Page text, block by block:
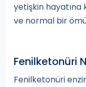
yetişkin hayatına
ve normal bir
Fenilketonüri
Fenilketonüri